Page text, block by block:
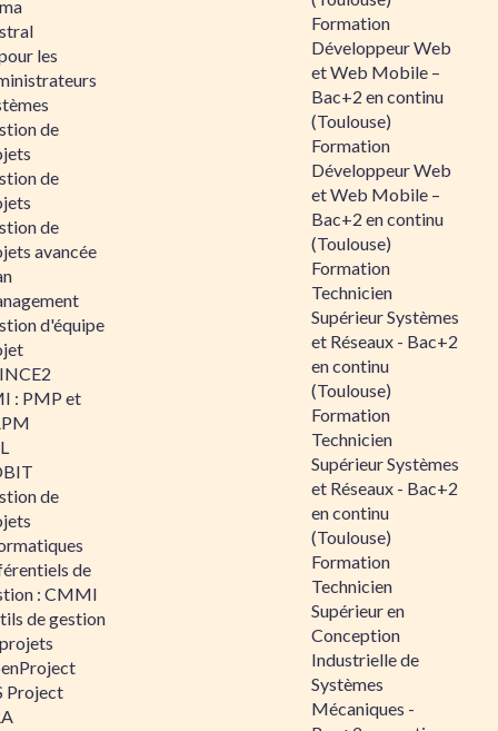
les
de
de
de
avancée
d'équipe
: PMP et
de
de
: CMMI
de gestion
Project
Formation
Développeur Web
et Web Mobile –
Bac+2 en continu
(Toulouse)
Formation
Développeur Web
et Web Mobile –
Bac+2 en continu
(Toulouse)
Formation
Technicien
Supérieur Systèmes
et Réseaux - Bac+2
en continu
(Toulouse)
Formation
Technicien
Supérieur Systèmes
et Réseaux - Bac+2
en continu
(Toulouse)
Formation
Technicien
Supérieur en
Conception
Industrielle de
Systèmes
Mécaniques -